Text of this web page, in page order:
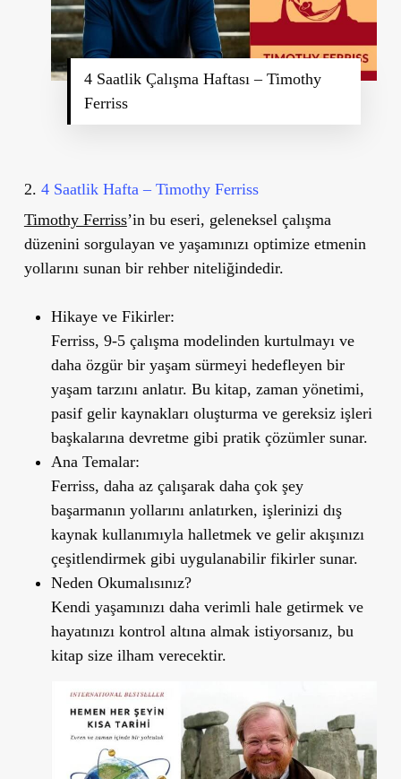
4 Saatlik Çalışma Haftası – Timothy
Ferriss
2. 4 Saatlik Hafta – Timothy Ferriss
Timothy Ferriss’in bu eseri, geleneksel çalışma
düzenini sorgulayan ve yaşamınızı optimize etmenin
yollarını sunan bir rehber niteliğindedir.
Hikaye ve Fikirler:
Ferriss, 9-5 çalışma modelinden kurtulmayı ve
daha özgür bir yaşam sürmeyi hedefleyen bir
yaşam tarzını anlatır. Bu kitap, zaman yönetimi,
pasif gelir kaynakları oluşturma ve gereksiz işleri
başkalarına devretme gibi pratik çözümler sunar.
Ana Temalar:
Ferriss, daha az çalışarak daha çok şey
başarmanın yollarını anlatırken, işlerinizi dış
kaynak kullanımıyla halletmek ve gelir akışınızı
çeşitlendirmek gibi uygulanabilir fikirler sunar.
Neden Okumalısınız?
Kendi yaşamınızı daha verimli hale getirmek ve
hayatınızı kontrol altına almak istiyorsanız, bu
kitap size ilham verecektir.